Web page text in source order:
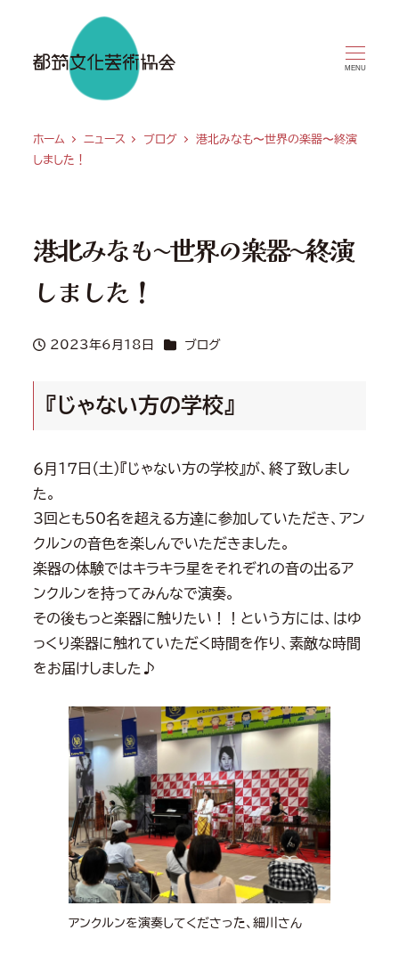
MENU
ホーム ニュース ブログ
港北みなも〜世界の楽器〜終演
しました！
港北みなも〜世界の楽器〜終演
しました！
投稿日
2023年6月18日 カテゴリー
ブログ
『じゃない方の学校』
６月１７日（土）『じゃない方の学校』が、終了致しまし
た。
3回とも50名を超える方達に参加していただき、アン
クルンの音色を楽しんでいただきました。
楽器の体験ではキラキラ星をそれぞれの音の出るア
ンクルンを持ってみんなで演奏。
その後もっと楽器に触りたい！！という方には、はゆ
っくり楽器に触れていただく時間を作り、素敵な時間
をお届けしました♪
アンクルンを演奏してくださった、細川さん